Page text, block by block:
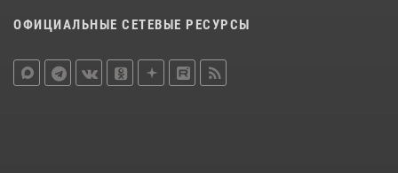
ОФИЦИАЛЬНЫЕ СЕТЕВЫЕ РЕСУРСЫ